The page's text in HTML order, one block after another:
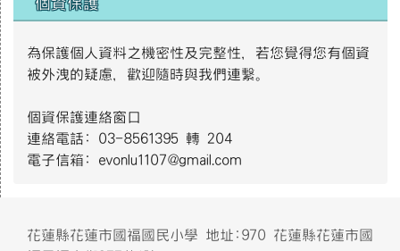
為保護個人資料之機密性及完整性，若您覺得您有個資
被外洩的疑慮，歡迎隨時與我們連繫。
個資保護連絡窗口
連絡電話: 03-8561395 轉 204
電子信箱: evonlu1107@gmail.com
頁尾區域內容
花蓮縣花蓮市國福國民小學 地址:970 花蓮縣花蓮市國